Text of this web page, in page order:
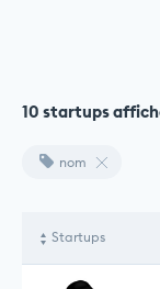
10 startups
nom
Startups